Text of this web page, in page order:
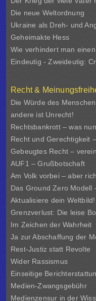
Die neue Weltordnung
Ukraine als Dreh- und
Geheimakte Hess
Wie verhindert man
Eindeutig - Zweideutig:
Recht &
Die Würde des
andere ist Unrecht!
Rechtsbankrott – was
Recht und Gerechtigkeit
Gebeugtes Recht –
AUF1 – Grußbotschaft
Am Volk vorbei – aber
Das Ground Zero Modell
Aktualisiere dein Weltbild!
Grenzverlust: Die leise
Im Zeichen der Wahrheit
Ja zur Abschaffung der
Rest-Justiz statt Revolte
Wider Rassismus
Einseitige
Medien-Zwangsgebühr
Medienzensur in der